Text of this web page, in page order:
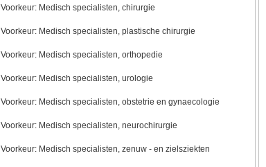
Voorkeur: Medisch specialisten, chirurgie
Voorkeur: Medisch specialisten, plastische chirurgie
Voorkeur: Medisch specialisten, orthopedie
Voorkeur: Medisch specialisten, urologie
Voorkeur: Medisch specialisten, obstetrie en gynaecologie
Voorkeur: Medisch specialisten, neurochirurgie
Voorkeur: Medisch specialisten, zenuw - en zielsziekten